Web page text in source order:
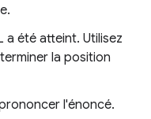
a été atteint. Utilisez
la position
l'énoncé.